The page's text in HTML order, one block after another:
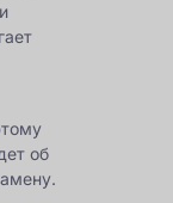
об